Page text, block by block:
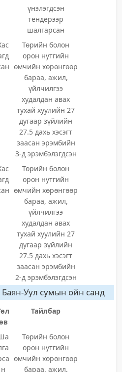
үнэлэгдсэн
тендерээр
шалгарсан
Төрийн болон
орон нутгийн
өмчийн хөрөнгөөр
бараа, ажил,
үйлчилгээ
худалдан авах
тухай хуулийн 27
дугаар зүйлийн
27.5 дахь хэсэгт
заасан эрэмбийн
3-д эрэмбэлэгдсэн
Төрийн болон
орон нутгийн
өмчийн хөрөнгөөр
бараа, ажил,
үйлчилгээ
худалдан авах
тухай хуулийн 27
дугаар зүйлийн
27.5 дахь хэсэгт
заасан эрэмбийн
2-д эрэмбэлэгдсэн
Уул сумын ойн санд
Тайлбар
н
Төрийн болон
орон нутгийн
өмчийн хөрөнгөөр
бараа, ажил,